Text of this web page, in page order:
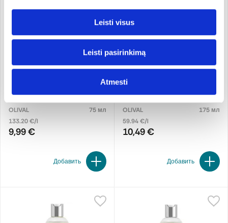
Leisti visus
Leisti pasirinkimą
Atmesti
Интенсивно очищающая
маска для лица с
бессмертником
OLIVAL
75 мл
133.20 €/l
9,99 €
Добавить
Мицеллярная пенка для
умывания с
бессмертником
OLIVAL
175 мл
59.94 €/l
10,49 €
Добавить